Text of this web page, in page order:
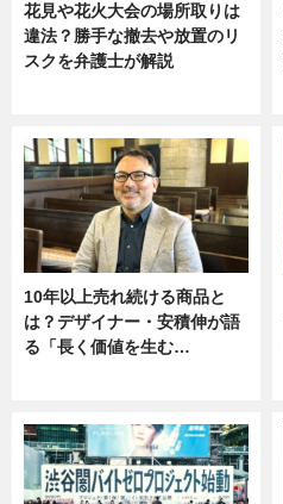
花見や花火大会の場所取りは
違法？勝手な撤去や放置のリ
スクを弁護士が解説
10年以上売れ続ける商品と
は？デザイナー・安積伸が語
る「長く価値を生む…